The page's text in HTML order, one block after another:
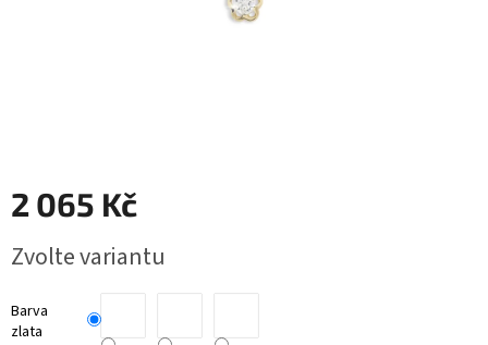
DÁRKOVÉ
Měna
(CZK)
2 065 Kč
cena:
Zvolte variantu
Barva
zlata